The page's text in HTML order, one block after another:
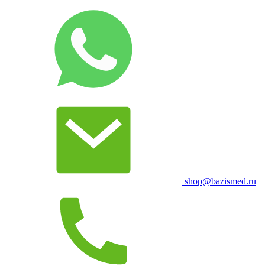
shop@bazismed.ru